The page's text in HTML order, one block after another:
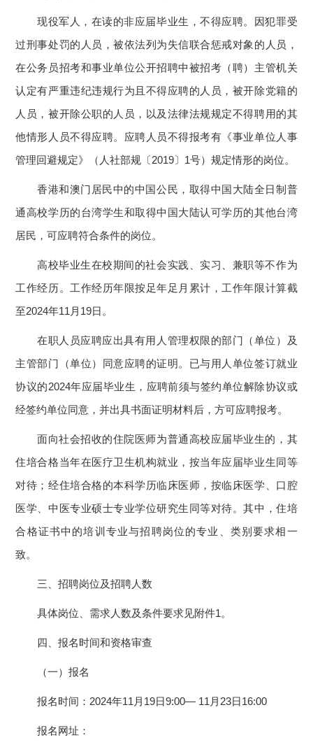
现役军人，在读的非应届毕业生，不得应聘。因犯罪受
过刑事处罚的人员，被依法列为失信联合惩戒对象的人员，
在公务员招考和事业单位公开招聘中被招考（聘）主管机关
认定有严重违纪违规行为且不得应聘的人员，被开除党籍的
人员，被开除公职的人员，以及法律法规规定不得聘用的其
他情形人员不得应聘。应聘人员不得报考有《事业单位人事
管理回避规定》（人社部规〔2019〕1号）规定情形的岗位。
香港和澳门居民中的中国公民，取得中国大陆全日制普
通高校学历的台湾学生和取得中国大陆认可学历的其他台湾
居民，可应聘符合条件的岗位。
高校毕业生在校期间的社会实践、实习、兼职等不作为
工作经历。工作经历年限按足年足月累计，工作年限计算截
至2024年11月19日。
在职人员应聘应出具有用人管理权限的部门（单位）及
主管部门（单位）同意应聘的证明。已与用人单位签订就业
协议的2024年应届毕业生，应聘前须与签约单位解除协议或
经签约单位同意，并出具书面证明材料后，方可应聘报考。
面向社会招收的住院医师为普通高校应届毕业生的，其
住培合格当年在医疗卫生机构就业，按当年应届毕业生同等
对待；经住培合格的本科学历临床医师，按临床医学、口腔
医学、中医专业硕士专业学位研究生同等对待。其中，住培
合格证书中的培训专业与招聘岗位的专业、类别要求相一
致。
三、招聘岗位及招聘人数
具体岗位、需求人数及条件要求见附件1。
四、报名时间和资格审查
（一）报名
报名时间：2024年11月19日9:00— 11月23日16:00
报名网址：